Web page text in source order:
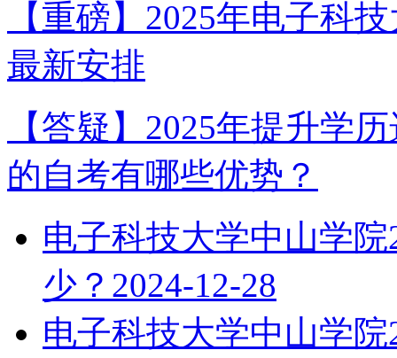
【重磅】2025年电子科
最新安排
【答疑】2025年提升学
的自考有哪些优势？
电子科技大学中山学
少？ 2024-12-28
电子科技大学中山学